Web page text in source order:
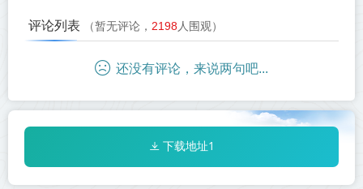
评论列表 （暂无评论， 2198 人围观）
还没有评论，来说两句吧...
下载地址1